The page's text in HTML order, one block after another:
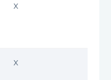
x
x